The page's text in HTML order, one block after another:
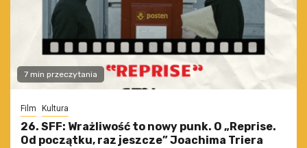
7 min przeczytania
Film Kultura
26. SFF: Wrażliwość to nowy punk. O „Reprise.
Od początku, raz jeszcze” Joachima Triera